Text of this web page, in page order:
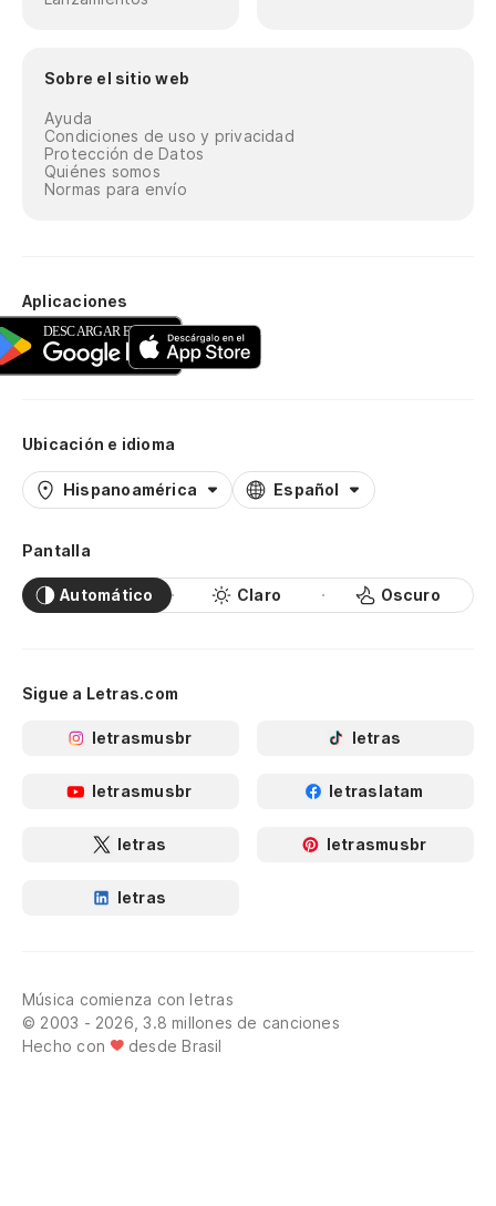
Sobre el sitio web
Ayuda
Condiciones de uso y privacidad
Protección de Datos
Quiénes somos
Normas para envío
Aplicaciones
Ubicación e idioma
Hispanoamérica Español
Pantalla
Automático Claro Oscuro
Sigue a Letras.com
letrasmusbr letras
letrasmusbr letraslatam
letras letrasmusbr
letras
Música comienza con letras
© 2003 - 2026, 3.8 millones de canciones
Hecho con
desde Brasil